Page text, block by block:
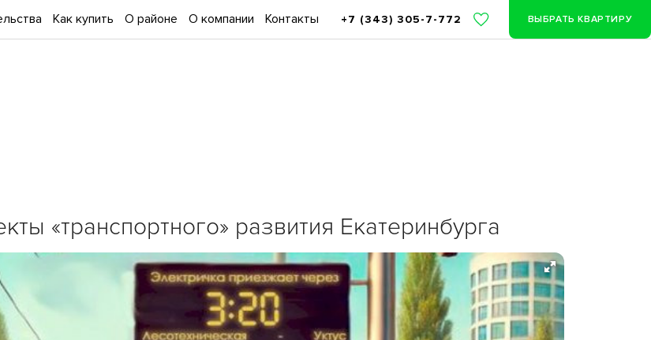
Как купить О районе О компании Контакты +7 (343) 305-7-772 ВЫБРАТЬ КВАРТИРУ
«транспортного» развития Екатеринбурга